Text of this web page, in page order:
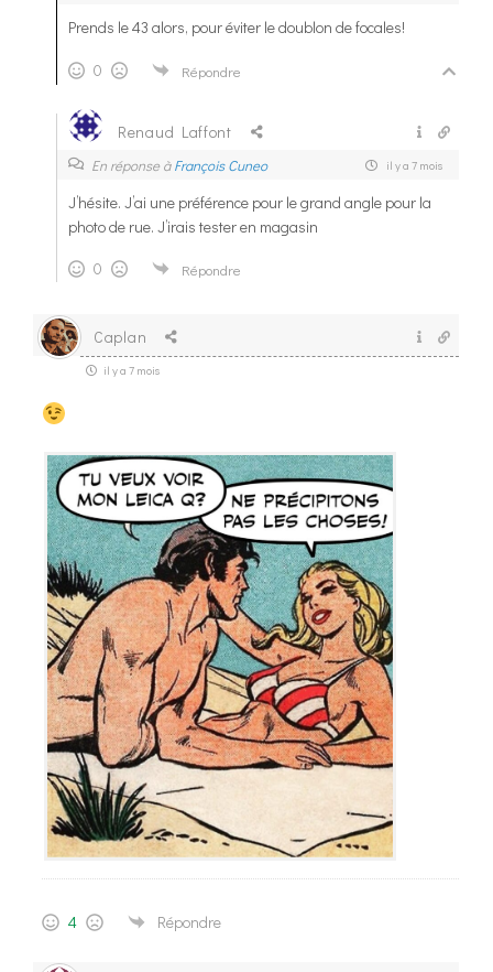
Prends le 43 alors, pour éviter le doublon de focales!
0 Répondre
Renaud Laffont
En réponse àFrançois Cuneo il y a 7 mois
J’hésite. J’ai une préférence pour le grand angle pour la
photo de rue. J’irais tester en magasin
0
Répondre
Caplan
il y a 7 mois
4 Répondre